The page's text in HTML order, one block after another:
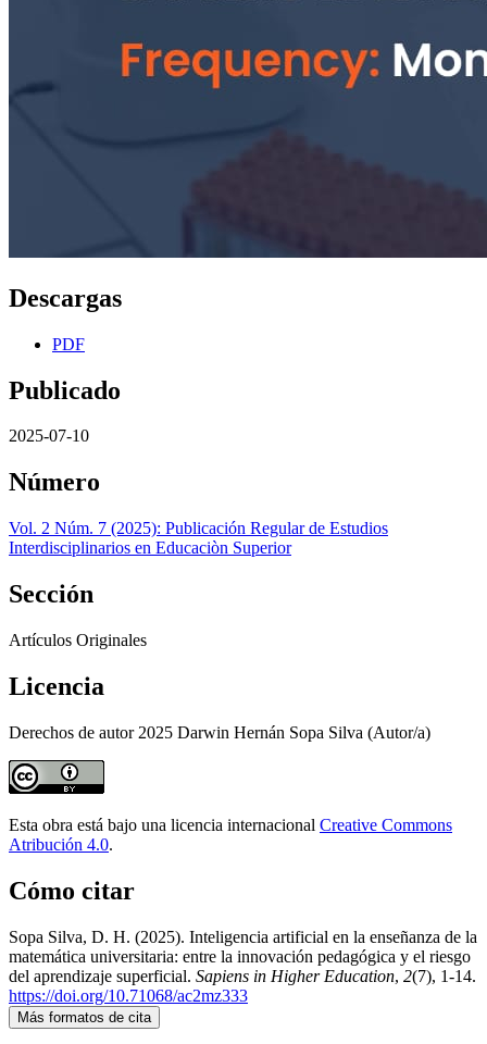
Descargas
PDF
Publicado
2025-07-10
Número
Vol. 2 Núm. 7 (2025): Publicación Regular de Estudios
Interdisciplinarios en Educaciòn Superior
Sección
Artículos Originales
Licencia
Derechos de autor 2025 Darwin Hernán Sopa Silva (Autor/a)
Esta obra está bajo una licencia internacional Creative Commons
Atribución 4.0.
Cómo citar
Sopa Silva, D. H. (2025). Inteligencia artificial en la enseñanza de la
matemática universitaria: entre la innovación pedagógica y el riesgo
del aprendizaje superficial. Sapiens in Higher Education, 2(7), 1-14.
https://doi.org/10.71068/ac2mz333
Más formatos de cita